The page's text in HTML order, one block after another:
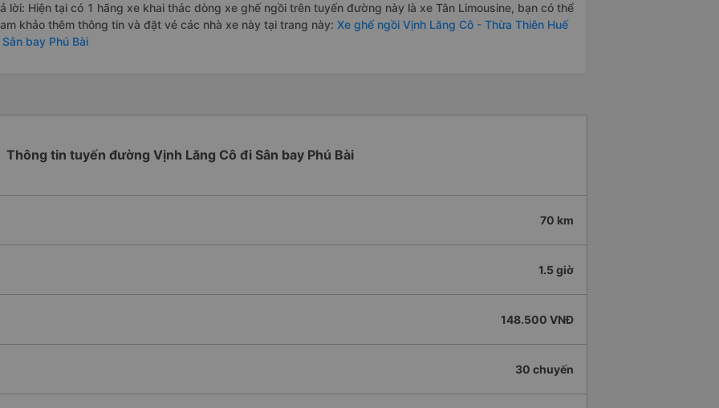
lời: Hiện tại có 1 hãng xe khai thác dòng xe ghế ngồi trên tuyến đường này là xe Tân Limousine, bạn có thể
khảo thêm thông tin và đặt vé các nhà xe này tại trang này: Xe ghế ngồi Vịnh Lăng Cô - Thừa Thiên Huế
bay Phú Bài
Thông tin tuyến đường Vịnh Lăng Cô đi Sân bay Phú Bài
70 km
1.5 giờ
148.500 VNĐ
30 chuyến